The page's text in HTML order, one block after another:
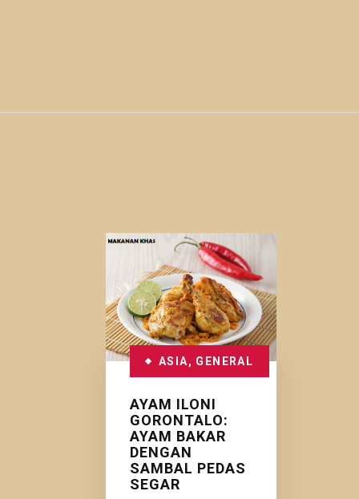
ASIA, GENERAL
AYAM ILONI
GORONTALO:
AYAM BAKAR
DENGAN
SAMBAL PEDAS
SEGAR